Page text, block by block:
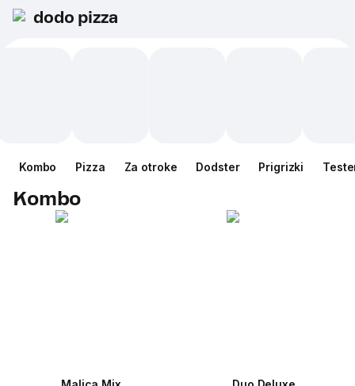
dodo pizza
Kombo Pizza Za otroke Dodster Prigrizki
Kombo